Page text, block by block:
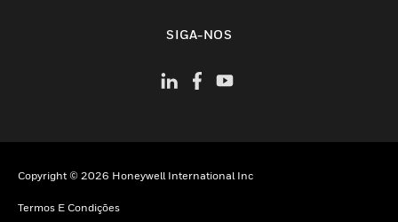
SIGA-NOS
Copyright © 2026 Honeywell International Inc
Termos E Condições